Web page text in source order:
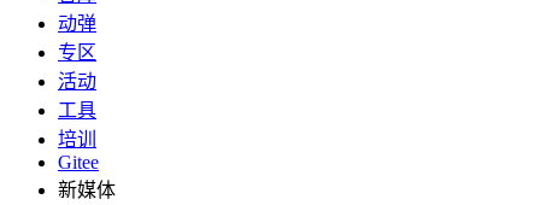
动弹
专区
活动
工具
培训
Gitee
新媒体